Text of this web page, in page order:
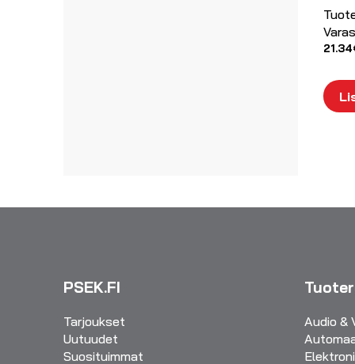
21.34
PSEK.FI
Tarjoukset
Uutuudet
Suosituimmat
Audio &